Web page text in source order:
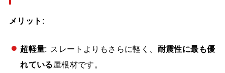
メリット :
超軽量: スレートよりもさらに軽く、 耐震性に最も優
れている屋根材です。